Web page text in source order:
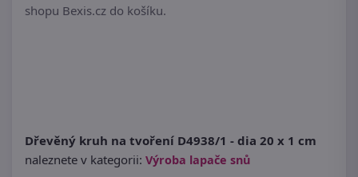
shopu Bexis.cz do košíku.
Dřevěný kruh na tvoření D4938/1 - dia 20 x 1 cm
naleznete v kategorii: Výroba lapače snů